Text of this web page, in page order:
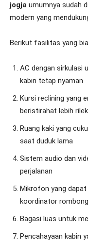
jogja umumnya sudah
modern yang
Berikut fasilitas yang
AC dengan sirkulasi
kabin tetap nyaman
Kursi reclining yang
beristirahat lebih
Ruang kaki yang
saat duduk lama
Sistem audio dan
perjalanan
Mikrofon yang
koordinator
Bagasi luas untuk
Pencahayaan kabin